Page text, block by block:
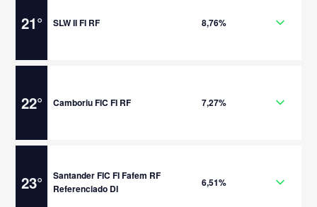
21° SLW II FI RF 8,76%
22° Camboriu FIC FI RF 7,27%
23°
Santander FIC FI Fafem RF
Referenciado DI
6,51%